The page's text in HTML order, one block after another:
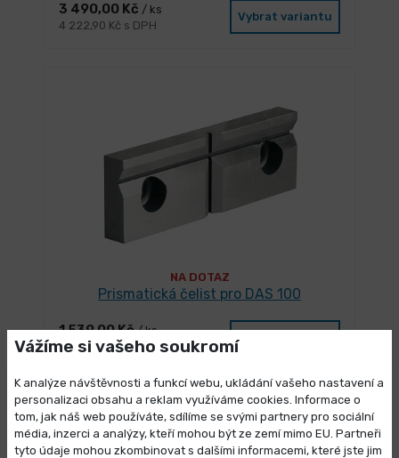
3 490,00 Kč / ks
4 222,90 Kč s DPH
Vybrat variantu
NA DOTAZ
Prismatická čelist pro DAS 100
1 539,00 Kč/ ks
1 862,19 Kč s DPH
Vybrat variantu
Vážíme si vašeho soukromí
K analýze návštěvnosti a funkcí webu, ukládání vašeho nastavení a
personalizaci obsahu a reklam využíváme cookies. Informace o
tom, jak náš web používáte, sdílíme se svými partnery pro sociální
média, inzerci a analýzy, kteří mohou být ze zemí mimo EU. Partneři
tyto údaje mohou zkombinovat s dalšími informacemi, které jste jim
Výprodej skladových zásob